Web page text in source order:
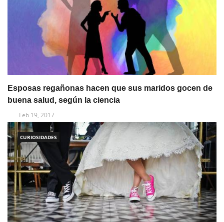
Esposas regañonas hacen que sus maridos gocen de
buena salud, según la ciencia
Feb 19, 2017
CURIOSIDADES